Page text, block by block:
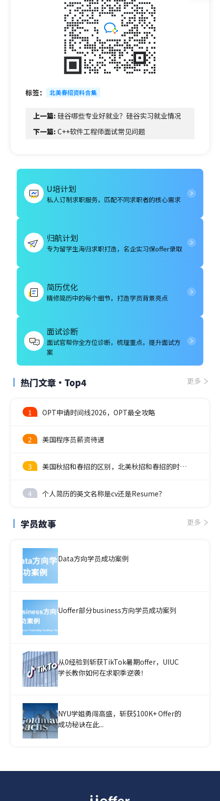
标签： 北美春招资料合集
上一篇:硅谷哪些专业好就业？硅谷实习就业情况
下一篇:C++软件工程师面试常见问题
U培计划
私人订制求职服务，匹配不同求职者的核心需求
归航计划
专为留学生海归求职打造，名企实习保offer录取
简历优化
精修简历中的每个细节，打造学员背景亮点
面试诊断
面试官帮你全方位诊断，梳理重点，提升面试方
案
热门文章·Top4 更多
1 OPT申请时间线2026，OPT最全攻略
2 美国程序员薪资待遇
3 美国秋招和春招的区别，北美秋招和春招的时间线
4 个人简历的英文名称是cv还是Resume？
学员故事 更多
Data方向学员成功案例
Uoffer部分business方向学员成功案列
从0经验到斩获TikTok暑期offer，UIUC
学长教你如何在求职季逆袭！
NYU学姐勇闯高盛，斩获$100K+ Offer的
成功秘诀在此...